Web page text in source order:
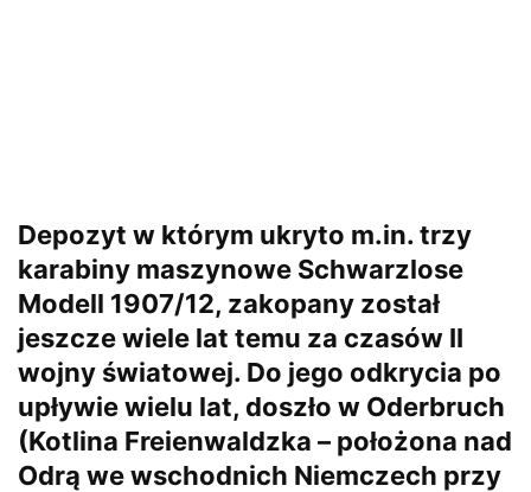
Depozyt w którym ukryto m.in. trzy
karabiny maszynowe Schwarzlose
Modell 1907/12, zakopany został
jeszcze wiele lat temu za czasów II
wojny światowej. Do jego odkrycia po
upływie wielu lat, doszło w Oderbruch
(Kotlina Freienwaldzka – położona nad
Odrą we wschodnich Niemczech przy